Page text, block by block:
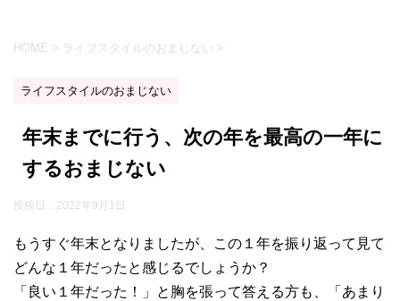
HOME > ライフスタイルのおまじない >
ライフスタイルのおまじない
年末までに行う、次の年を最高の一年に
するおまじない
投稿日： 2022年9月1日
もうすぐ年末となりましたが、この１年を振り返って見て
どんな１年だったと感じるでしょうか？
「良い１年だった！」と胸を張って答える方も、「あまり